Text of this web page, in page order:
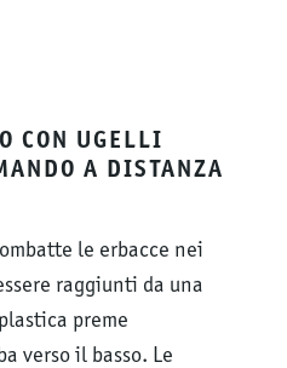
CON UGELLI
A DISTANZA
le erbacce nei
raggiunti da una
preme
verso il basso. Le